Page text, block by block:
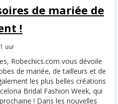
de mariée de
!
uur
Robechics.com vous dévoile
de mariée, de tailleurs et de
les plus belles créations
Bridal Fashion Week, qui
! Dans les nouvelles